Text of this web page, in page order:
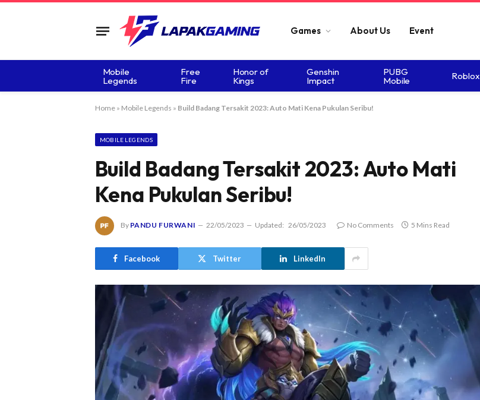
Games About Us Event
Mobile
Legends
Free
Fire
Honor of
Kings
Genshin
Impact
PUBG
Mobile Roblox
Home» Mobile Legends » Build Badang Tersakit 2023: Auto Mati Kena Pukulan Seribu!
MOBILE LEGENDS
Build Badang Tersakit 2023: Auto Mati
Kena Pukulan Seribu!
By PANDU FURWANI 22/05/2023 Updated: 26/05/2023 No Comments 5 Mins Read
Facebook Twitter LinkedIn